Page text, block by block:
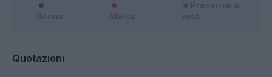
Quotazioni